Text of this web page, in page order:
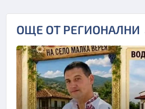
ОЩЕ ОТ РЕГИОНАЛНИ